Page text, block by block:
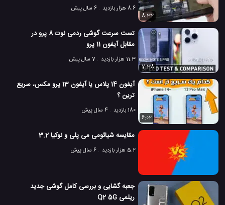
8.6 هزار بازدید
6 سال پیش
8:32
تست سرعت گوشی ردمی نوت 8 پرو در
مقابل آیفون 11 پرو
11.3 هزار بازدید
7 سال پیش
7:38
آیفون 14 پلاس یا آیفون 13 پرو مکس، سریع
ترین ؟
180 بازدید
4 سال پیش
6:02
مقایسه شیائومی می پلی و نوکیا 3.2
5.2 هزار بازدید 6 سال پیش
جعبه گشایی و بررسی کامل گوشی جدید
ریلمی Q2 5G